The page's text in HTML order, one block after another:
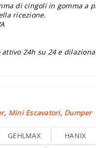
di cingoli in gomma a
ricezione.
24h su 24 e
, Mini Escavatori, Dumper
GEHLMAX HANIX